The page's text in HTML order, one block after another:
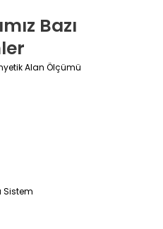
Bazı
Alan Ölçümü
Sistem